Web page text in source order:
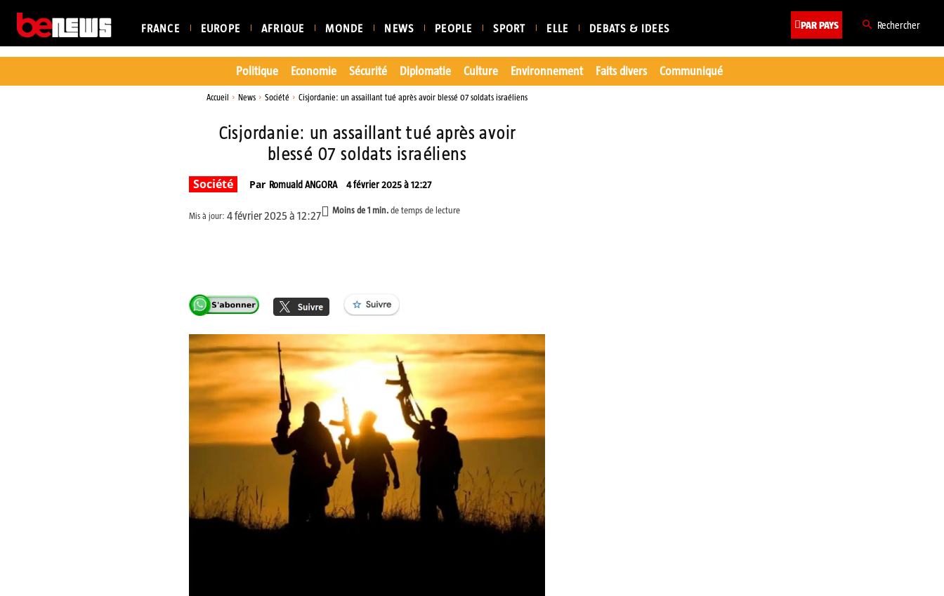
FRANCE EUROPE AFRIQUE MONDE NEWS PEOPLE SPORT ELLE DEBATS & IDEES PAR PAYS Rechercher
Politique Economie Sécurité Diplomatie Culture Environnement Faits divers Communiqué
Accueil News Société Cisjordanie: un assaillant tué après avoir blessé 07 soldats israéliens
Cisjordanie: un assaillant tué après avoir
blessé 07 soldats israéliens
Société Par Romuald ANGORA 4 février 2025 à 12:27
Mis à jour: 4 février 2025 à 12:27
Moins de 1min. de temps de lecture